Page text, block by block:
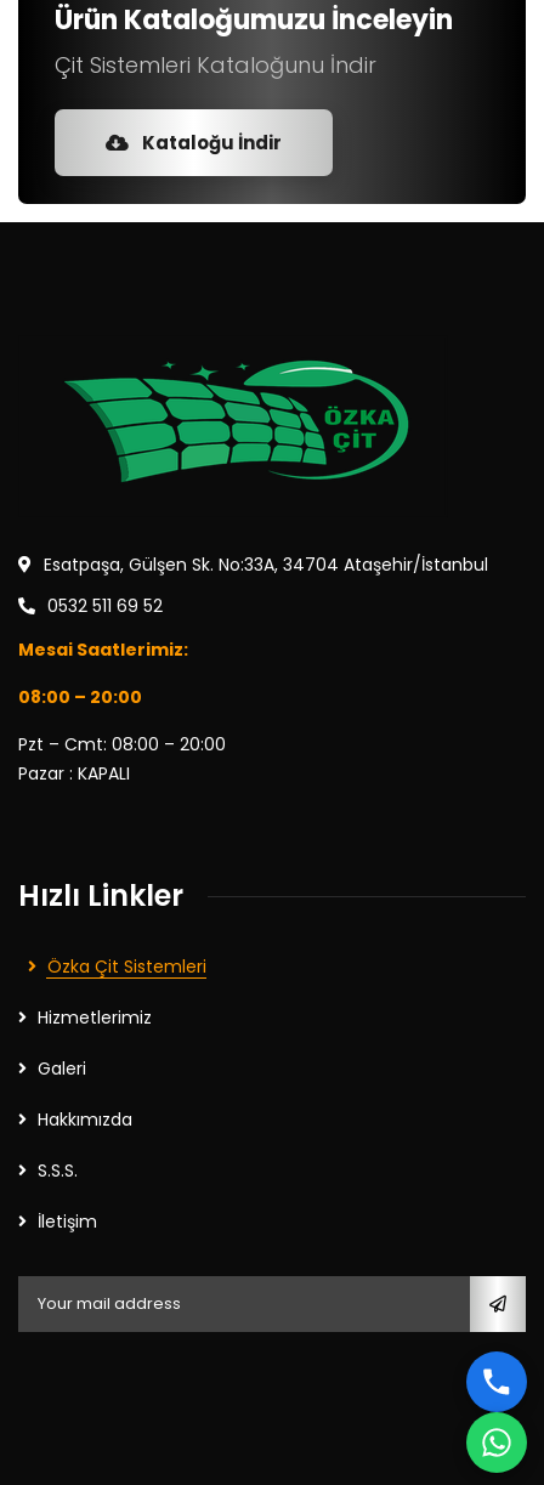
Ürün Kataloğumuzu İnceleyin
Çit Sistemleri Kataloğunu İndir
Kataloğu İndir
Esatpaşa, Gülşen Sk. No:33A, 34704 Ataşehir/İstanbul
0532 511 69 52
Mesai Saatlerimiz:
08:00 – 20:00
Pzt – Cmt: 08:00 – 20:00
Pazar : KAPALI
Hızlı Linkler
Özka Çit Sistemleri
Hizmetlerimiz
Galeri
Hakkımızda
S.S.S.
İletişim